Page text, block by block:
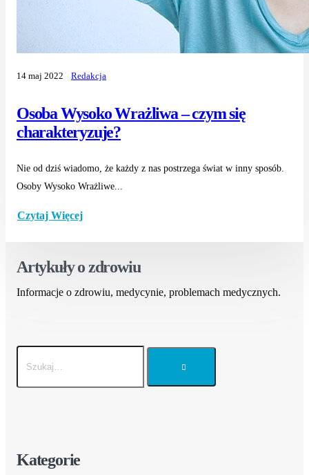
Osoba Wysoko Wrażliwa – czym się
charakteryzuje?
14 maj 2022 Redakcja
Nie od dziś wiadomo, że każdy z nas postrzega świat w inny sposób.
Osoby Wysoko Wrażliwe...
Czytaj Więcej
Artykuły o zdrowiu
Informacje o zdrowiu, medycynie, problemach medycznych.
Kategorie